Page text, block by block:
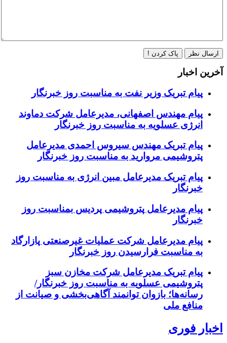
ارسال نظر پاک کردن !
آخرین اخبار
پیام تبریک وزیر نفت به مناسبت روز خبرنگار
پیام مهندس اصفهانی، مدیرعامل شرکت دماوند
انرژی عسلویه به مناسبت روز خبرنگار
پیام تبریک مهندس سیروس احمدی مدیرعامل
پتروشیمی مروارید به مناسبت روز خبرنگار
پیام تبریک مدیرعامل مبین انرژی به مناسبت روز
خبرنگار
پیام مدیرعامل پتروشیمی پردیس بمناسبت روز
خبرنگار
پیام مدیرعامل شرکت عملیات غیرصنعتی پازارگاد
به مناسبت فرارسیدن روز خبرنگار
پیام تبریک مدیرعامل شرکت مخازن سبز
پتروشیمی عسلویه به مناسبت روز خبرنگار/
رسانه‌ها؛ بازوان توانمند آگاهی‌بخشی و صیانت از
منافع ملی
اخبار فوری